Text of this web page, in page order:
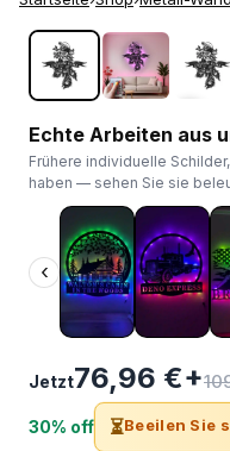
‹
Echte Arbeiten aus
Frühere individuelle
haben — sehen Sie sie
‹
Jetzt76,96 €+
30% off ⏳Beeilen Sie